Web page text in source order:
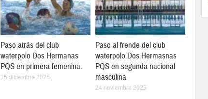
Paso atrás del club
waterpolo Dos Hermanas
PQS en primera femenina.
15 diciembre 2025
Paso al frende del club
waterpolo Dos Hermasnas
PQS en segunda nacional
masculina
24 noviembre 2025